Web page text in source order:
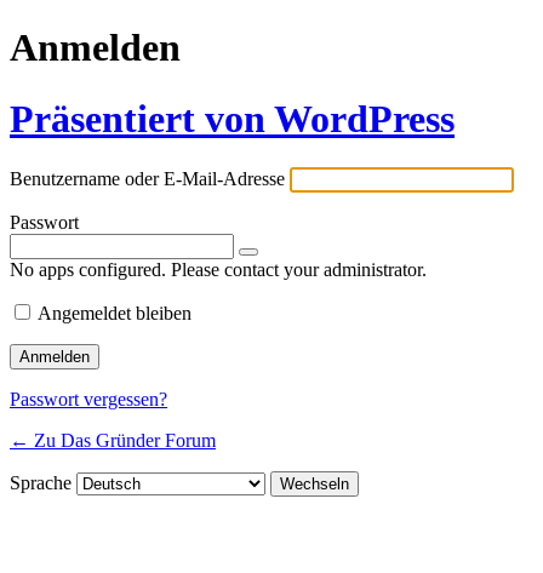
Anmelden
Präsentiert von WordPress
Benutzername oder E-Mail-Adresse
Passwort
No apps configured. Please contact your administrator.
Angemeldet bleiben
Passwort vergessen?
← Zu Das Gründer Forum
Sprache